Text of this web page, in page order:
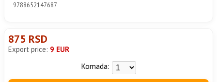
9788652147687
875 RSD
Export price: 9 EUR
Komada: